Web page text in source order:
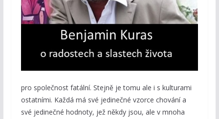
pro společnost fatální. Stejně je tomu ale i s kulturami
ostatními. Každá má své jedinečné vzorce chování a
své jedinečné hodnoty, jež někdy jsou, ale v mnoha